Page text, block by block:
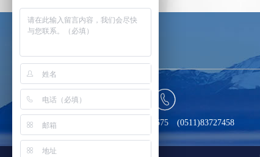

电话：13914557675 (0511)83727458